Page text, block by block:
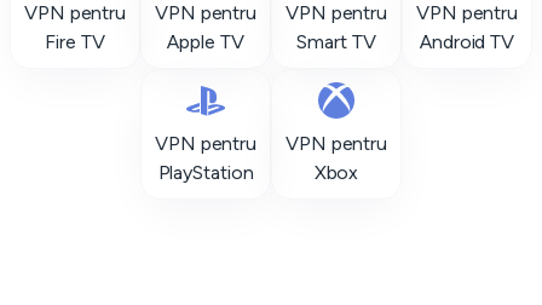
VPN pentru
Fire TV
VPN pentru
Apple TV
VPN pentru
Smart TV
VPN pentru
Android TV
VPN pentru
PlayStation
VPN pentru
Xbox